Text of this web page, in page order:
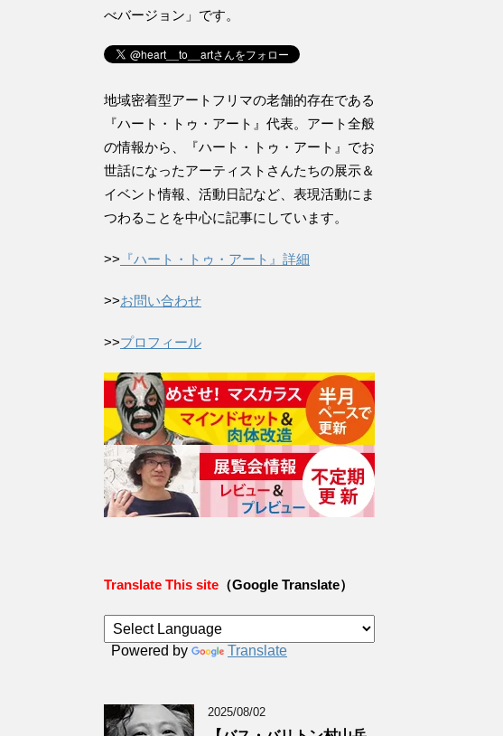
べバージョン」です。
地域密着型アートフリマの老舗的存在である
『ハート・トゥ・アート』代表。アート全般
の情報から、『ハート・トゥ・アート』でお
世話になったアーティストさんたちの展示＆
イベント情報、活動日記など、表現活動にま
つわることを中心に記事にしています。
>> 『ハート・トゥ・アート』詳細
>>お問い合わせ
>>プロフィール
Translate This site （Google Translate）
Powered by Translate
2025/08/02